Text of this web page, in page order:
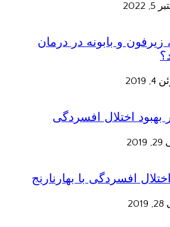
5, 2022
زیرفون و بابونه در درمان
2019
بهبود اختلال افسردگی
افسردگی با بهارنارنج